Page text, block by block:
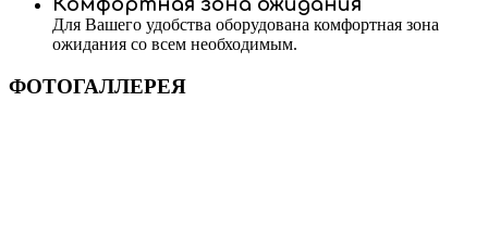
Комфортная зона ожидания
Для Вашего удобства оборудована комфортная зона
ожидания со всем необходимым.
ФОТОГАЛЛЕРЕЯ